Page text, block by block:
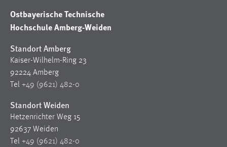
Ostbayerische Technische
Hochschule Amberg-Weiden
Standort Amberg
Kaiser-Wilhelm-Ring 23
92224 Amberg
Tel +49 (9621) 482-0
Standort Weiden
Hetzenrichter Weg 15
92637 Weiden
Tel +49 (9621) 482-0